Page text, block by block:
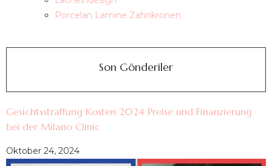
Porcelan Lamine Zahnkronen
Son Gönderiler
Gesichtsstraffung Kosten 2024 Preise und Finanzierung
bei der Milano Clinic
Oktober 24, 2024